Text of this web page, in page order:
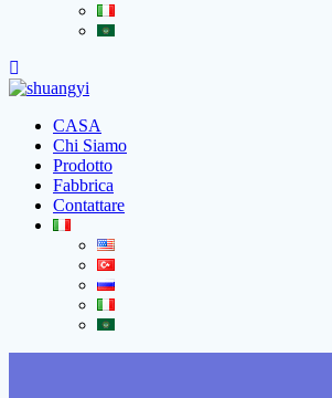
CASA
Chi Siamo
Prodotto
Fabbrica
Contattare